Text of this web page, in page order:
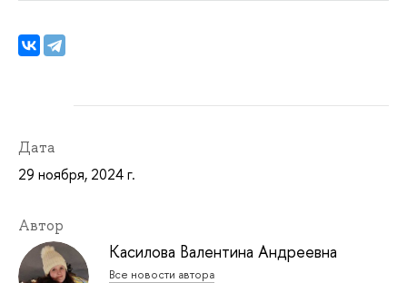
Дата
29 ноября, 2024 г.
Автор
Касилова Валентина Андреевна
Все новости автора